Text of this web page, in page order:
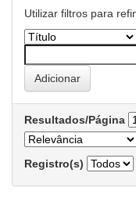
Utilizar filtros para
Resultados/Página
Registro(s)